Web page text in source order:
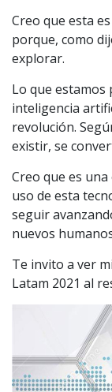
Creo que esta
porque, como
explorar.
Lo que estamos
inteligencia
revolución.
existir, se
Creo que es
uso de esta
seguir
nuevos
Te invito a ver
Latam 2021 al